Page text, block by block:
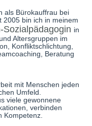
als Bürokauffrau bei
2005 bin ich in meinem
Sozialpädagogin in
Altersgruppen im
Konfliktschlichtung,
Beratung
mit Menschen jeden
Umfeld.
viele gewonnene
verbinden
Kompetenz.